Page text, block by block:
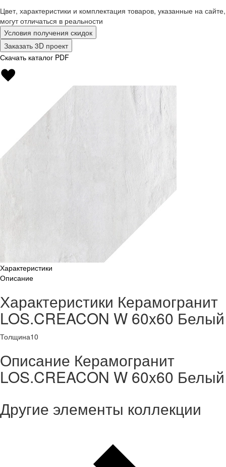
Цвет, характеристики и комплектация товаров, указанные на сайте,
могут отличаться в реальности
Условия получения скидок
Заказать 3D проект
Скачать каталог PDF
Характеристики
Описание
Характеристики Керамогранит
LOS.CREACON W 60x60 Белый
Толщина10
Описание Керамогранит
LOS.CREACON W 60x60 Белый
Другие элементы коллекции